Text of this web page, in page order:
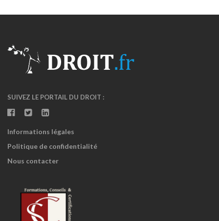
SUIVEZ LE PORTAIL DU DROIT :
Informations légales
Politique de confidentialité
Nous contacter